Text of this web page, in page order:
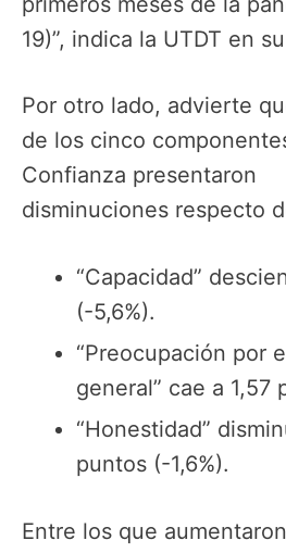
19)”, indica la UTDT en
Por otro lado, advierte
de los cinco
Confianza presentaron
disminuciones respecto
“Capacidad”
(-5,6%).
“Preocupación por
general” cae a 1,57
“Honestidad”
puntos (-1,6%).
Entre los que